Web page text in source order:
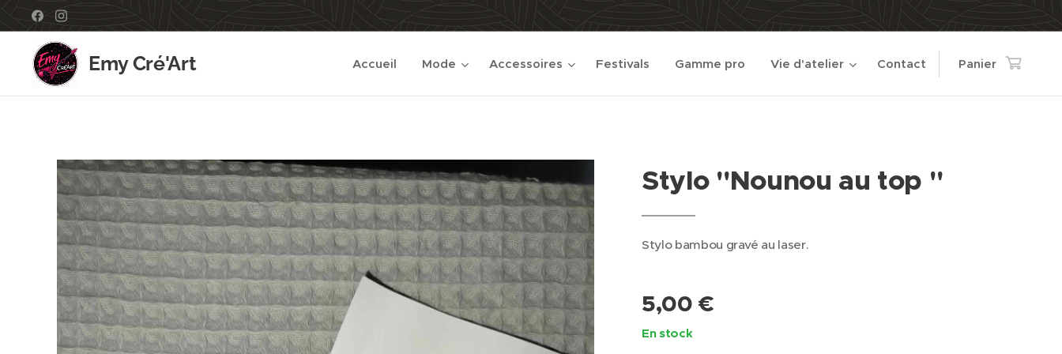
Emy Cré'Art Accueil Mode Accessoires Festivals Gamme pro Vie d'atelier Contact Panier
Stylo "Nounou au top "
Stylo bambou gravé au laser.
5,00 €
En stock